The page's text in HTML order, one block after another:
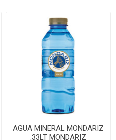
AGUA MINERAL MONDARIZ
.33LT MONDARIZ